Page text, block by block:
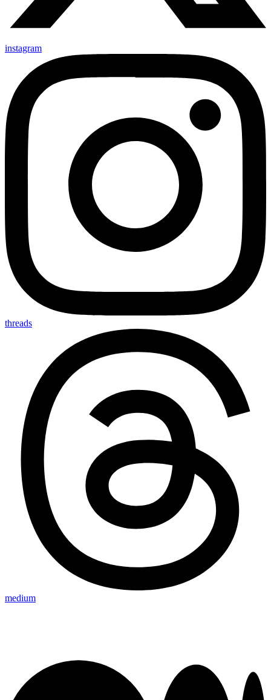
instagram
threads
medium